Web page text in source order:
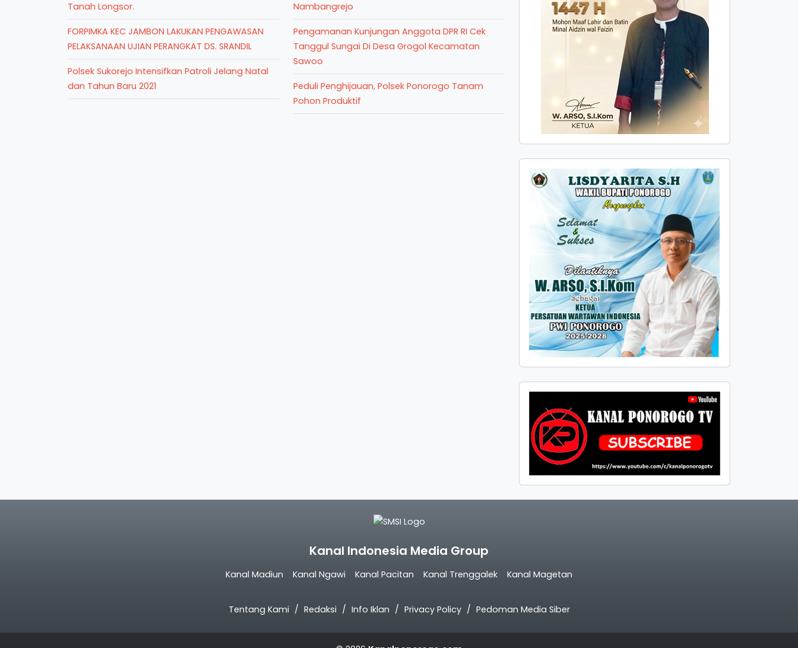
Tanah Longsor.
FORPIMKA KEC JAMBON LAKUKAN PENGAWASAN
PELAKSANAAN UJIAN PERANGKAT DS. SRANDIL
Polsek Sukorejo Intensifkan Patroli Jelang Natal
dan Tahun Baru 2021
Nambangrejo
Pengamanan Kunjungan Anggota DPR RI Cek
Tanggul Sungai Di Desa Grogol Kecamatan
Sawoo
Peduli Penghijauan, Polsek Ponorogo Tanam
Pohon Produktif
Kanal Indonesia Media Group
Kanal Madiun Kanal Ngawi Kanal Pacitan Kanal Trenggalek Kanal Magetan
Tentang Kami Redaksi Info Iklan Privacy Policy Pedoman Media Siber